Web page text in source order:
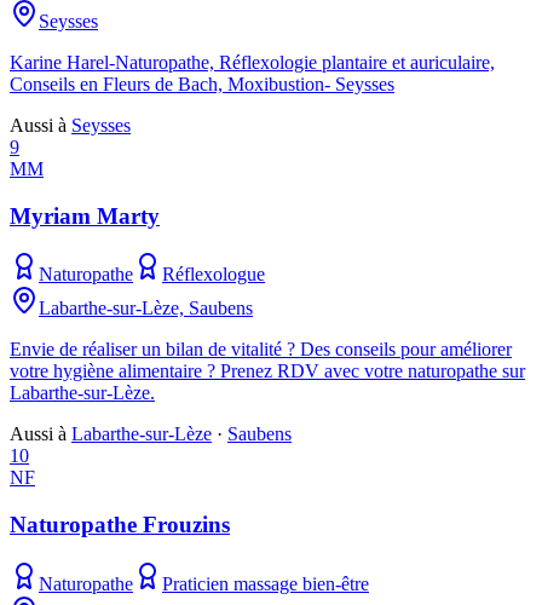
Seysses
Karine Harel-Naturopathe, Réflexologie plantaire et auriculaire,
Conseils en Fleurs de Bach, Moxibustion- Seysses
Aussi à Seysses
9
MM
Myriam Marty
Naturopathe
Réflexologue
Labarthe-sur-Lèze, Saubens
Envie de réaliser un bilan de vitalité ? Des conseils pour améliorer
votre hygiène alimentaire ? Prenez RDV avec votre naturopathe sur
Labarthe-sur-Lèze.
Aussi à Labarthe-sur-Lèze · Saubens
10
NF
Naturopathe Frouzins
Naturopathe
Praticien massage bien-être